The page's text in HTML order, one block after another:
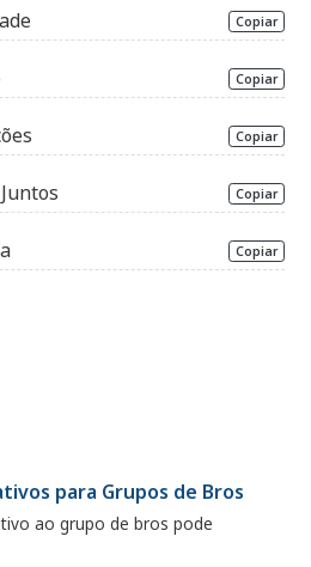
Copiar
Copiar
Copiar
Copiar
Copiar
para Grupos de Bros
ao grupo de bros pode